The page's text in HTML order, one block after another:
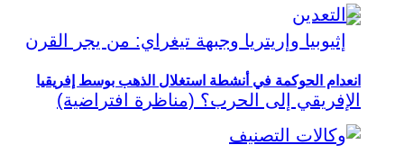
انعدام الحوكمة في أنشطة استغلال الذهب بوسط إفريقيا